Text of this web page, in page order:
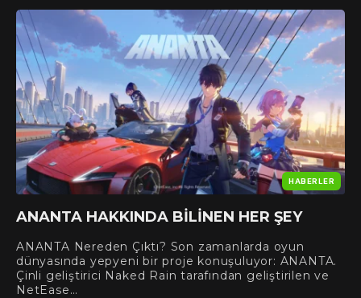
HABERLER
ANANTA HAKKINDA BILINEN HER ŞEY
ANANTA Nereden Çıktı? Son zamanlarda oyun
dünyasında yepyeni bir proje konuşuluyor: ANANTA.
Çinli geliştirici Naked Rain tarafından geliştirilen ve
NetEase…